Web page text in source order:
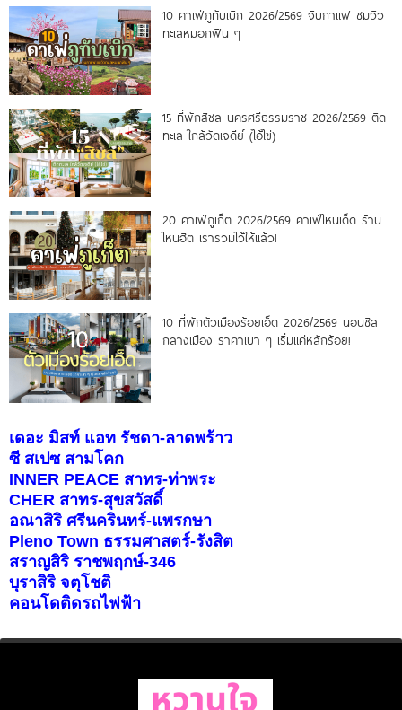
10 คาเฟ่ภูทับเบิก 2026/2569 จิบกาแฟ ชมวิว
ทะเลหมอกฟิน ๆ
15 ที่พักสิชล นครศรีธรรมราช 2026/2569 ติด
ทะเล ใกล้วัดเจดีย์ (ไอ้ไข่)
20 คาเฟ่ภูเก็ต 2026/2569 คาเฟ่ไหนเด็ด ร้าน
ไหนฮิต เรารวมไว้ให้แล้ว!
10 ที่พักตัวเมืองร้อยเอ็ด 2026/2569 นอนชิล
กลางเมือง ราคาเบา ๆ เริ่มแค่หลักร้อย!
เดอะ มิสท์ แอท รัชดา-ลาดพร้าว
ซี สเปซ สามโคก
INNER PEACE สาทร-ท่าพระ
CHER สาทร-สุขสวัสดิ์
อณาสิริ ศรีนครินทร์-แพรกษา
Pleno Town ธรรมศาสตร์-รังสิต
สราญสิริ ราชพฤกษ์-346
บุราสิริ จตุโชติ
คอนโดติดรถไฟฟ้า